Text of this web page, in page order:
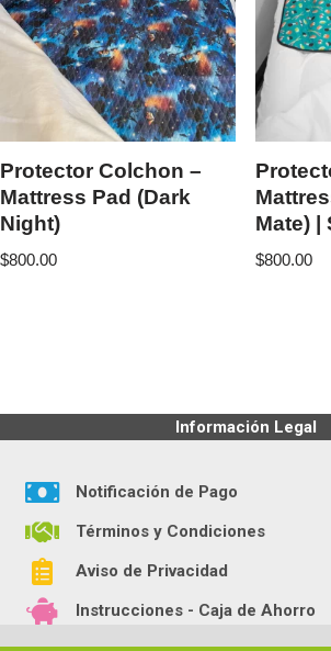
Protector Colchon –
Mattress Pad (Dark
Night)
$800.00
Mate) |
$800.00
Información Legal
Notificación de Pago
Términos y Condiciones
Aviso de Privacidad
Instrucciones - Caja de Ahorro